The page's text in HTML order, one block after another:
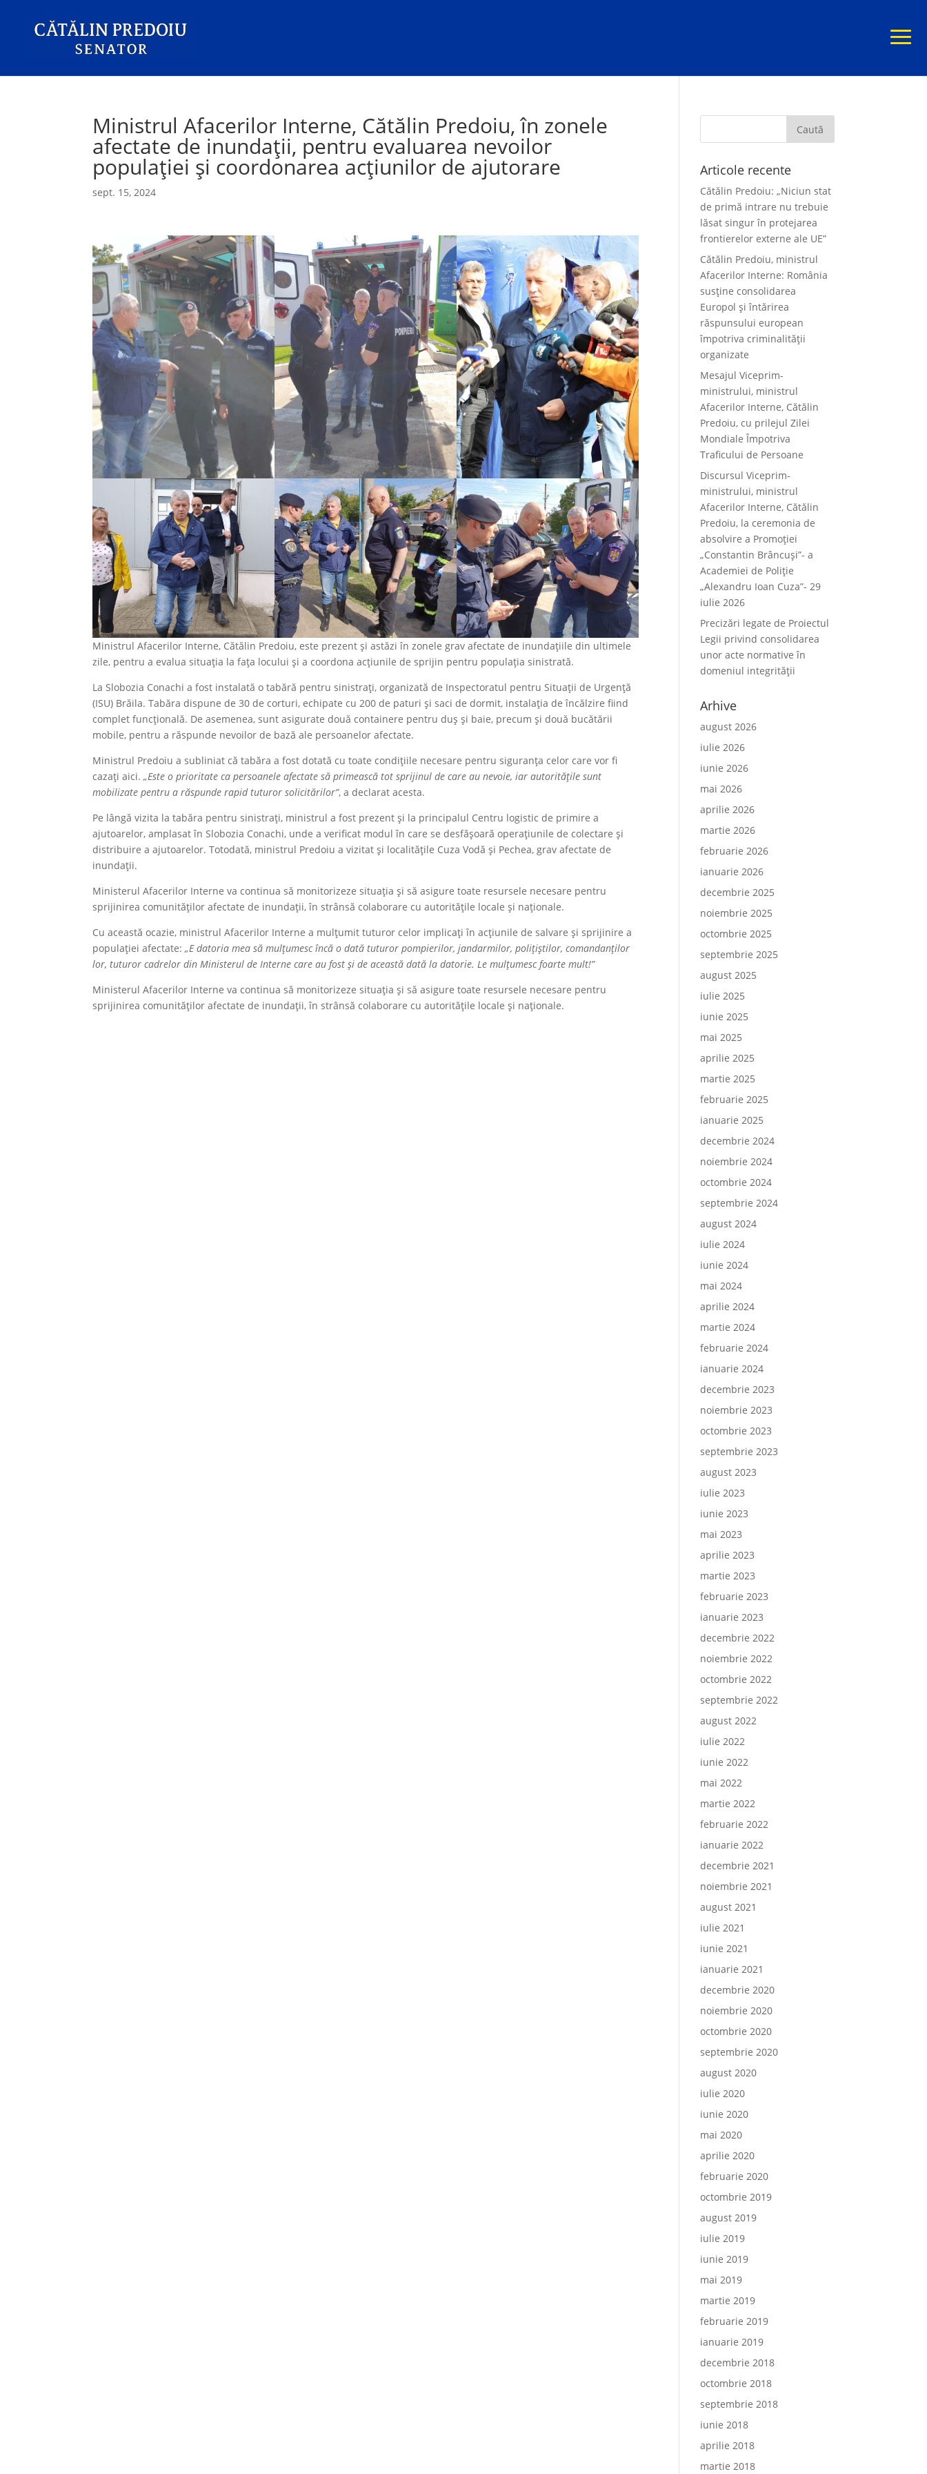
Ministrul Afacerilor Interne, Cătălin Predoiu, în zonele
afectate de inundații, pentru evaluarea nevoilor
populației și coordonarea acțiunilor de ajutorare
sept. 15, 2024
Ministrul Afacerilor Interne, Cătălin Predoiu, este prezent și astăzi în zonele grav afectate de inundațiile din ultimele
zile, pentru a evalua situația la fața locului și a coordona acțiunile de sprijin pentru populația sinistrată.
La Slobozia Conachi a fost instalată o tabără pentru sinistrați, organizată de Inspectoratul pentru Situații de Urgență
(ISU) Brăila. Tabăra dispune de 30 de corturi, echipate cu 200 de paturi și saci de dormit, instalația de încălzire fiind
complet funcțională. De asemenea, sunt asigurate două containere pentru duș și baie, precum și două bucătării
mobile, pentru a răspunde nevoilor de bază ale persoanelor afectate.
Ministrul Predoiu a subliniat că tabăra a fost dotată cu toate condițiile necesare pentru siguranța celor care vor fi
cazați aici.„Este o prioritate ca persoanele afectate să primească tot sprijinul de care au nevoie, iar autoritățile sunt
mobilizate pentru a răspunde rapid tuturor solicitărilor”, a declarat acesta.
Pe lângă vizita la tabăra pentru sinistrați, ministrul a fost prezent și la principalul Centru logistic de primire a
ajutoarelor, amplasat în Slobozia Conachi, unde a verificat modul în care se desfășoară operațiunile de colectare și
distribuire a ajutoarelor. Totodată, ministrul Predoiu a vizitat și localitățile Cuza Vodă și Pechea, grav afectate de
inundații.
Ministerul Afacerilor Interne va continua să monitorizeze situația și să asigure toate resursele necesare pentru
sprijinirea comunităților afectate de inundații, în strânsă colaborare cu autoritățile locale și naționale.
Cu această ocazie, ministrul Afacerilor Interne a mulțumit tuturor celor implicați în acțiunile de salvare și sprijinire a
populației afectate:„E datoria mea să mulțumesc încă o dată tuturor pompierilor, jandarmilor, polițiștilor, comandanților
lor, tuturor cadrelor din Ministerul de Interne care au fost și de această dată la datorie. Le mulțumesc foarte mult!”
Ministerul Afacerilor Interne va continua să monitorizeze situația și să asigure toate resursele necesare pentru
sprijinirea comunităților afectate de inundații, în strânsă colaborare cu autoritățile locale și naționale.
Articole recente
Cătălin Predoiu: „Niciun stat
de primă intrare nu trebuie
lăsat singur în protejarea
frontierelor externe ale UE”
Cătălin Predoiu, ministrul
Afacerilor Interne: România
susține consolidarea
Europol și întărirea
răspunsului european
împotriva criminalității
organizate
Mesajul Viceprim-
ministrului, ministrul
Afacerilor Interne, Cătălin
Predoiu, cu prilejul Zilei
Mondiale Împotriva
Traficului de Persoane
Discursul Viceprim-
ministrului, ministrul
Afacerilor Interne, Cătălin
Predoiu, la ceremonia de
absolvire a Promoției
„Constantin Brâncuși”- a
Academiei de Poliție
„Alexandru Ioan Cuza”- 29
iulie 2026
Precizări legate de Proiectul
Legii privind consolidarea
unor acte normative în
domeniul integrității
Arhive
august 2026
iulie 2026
iunie 2026
mai 2026
aprilie 2026
martie 2026
februarie 2026
ianuarie 2026
decembrie 2025
noiembrie 2025
octombrie 2025
septembrie 2025
august 2025
iulie 2025
iunie 2025
mai 2025
aprilie 2025
martie 2025
februarie 2025
ianuarie 2025
decembrie 2024
noiembrie 2024
octombrie 2024
septembrie 2024
august 2024
iulie 2024
iunie 2024
mai 2024
aprilie 2024
martie 2024
februarie 2024
ianuarie 2024
decembrie 2023
noiembrie 2023
octombrie 2023
septembrie 2023
august 2023
iulie 2023
iunie 2023
mai 2023
aprilie 2023
martie 2023
februarie 2023
ianuarie 2023
decembrie 2022
noiembrie 2022
octombrie 2022
septembrie 2022
august 2022
iulie 2022
iunie 2022
mai 2022
martie 2022
februarie 2022
ianuarie 2022
decembrie 2021
noiembrie 2021
august 2021
iulie 2021
iunie 2021
ianuarie 2021
decembrie 2020
noiembrie 2020
octombrie 2020
septembrie 2020
august 2020
iulie 2020
iunie 2020
mai 2020
aprilie 2020
februarie 2020
octombrie 2019
august 2019
iulie 2019
iunie 2019
mai 2019
martie 2019
februarie 2019
ianuarie 2019
decembrie 2018
octombrie 2018
septembrie 2018
iunie 2018
aprilie 2018
martie 2018